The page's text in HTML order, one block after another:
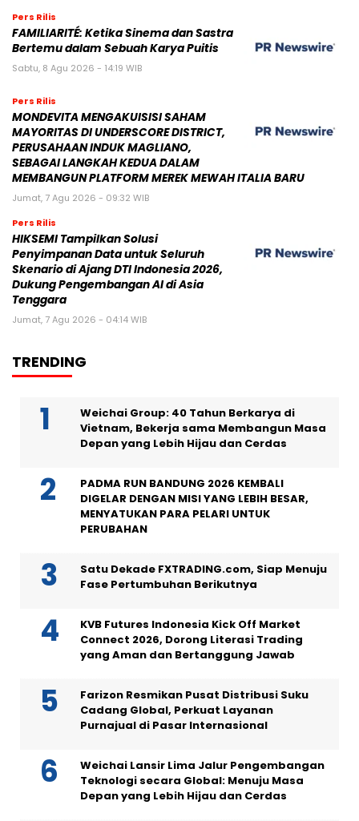
Pers Rilis
FAMILIARITÉ: Ketika Sinema dan Sastra
Bertemu dalam Sebuah Karya Puitis
Sabtu, 8 Agu 2026 - 14:19 WIB
Pers Rilis
MONDEVITA MENGAKUISISI SAHAM
MAYORITAS DI UNDERSCORE DISTRICT,
PERUSAHAAN INDUK MAGLIANO,
SEBAGAI LANGKAH KEDUA DALAM
MEMBANGUN PLATFORM MEREK MEWAH ITALIA BARU
Jumat, 7 Agu 2026 - 09:32 WIB
Pers Rilis
HIKSEMI Tampilkan Solusi
Penyimpanan Data untuk Seluruh
Skenario di Ajang DTI Indonesia 2026,
Dukung Pengembangan AI di Asia
Tenggara
Jumat, 7 Agu 2026 - 04:14 WIB
TRENDING
Weichai Group: 40 Tahun Berkarya di
Vietnam, Bekerja sama Membangun Masa
Depan yang Lebih Hijau dan Cerdas
PADMA RUN BANDUNG 2026 KEMBALI
DIGELAR DENGAN MISI YANG LEBIH BESAR,
MENYATUKAN PARA PELARI UNTUK
PERUBAHAN
Satu Dekade FXTRADING.com, Siap Menuju
Fase Pertumbuhan Berikutnya
KVB Futures Indonesia Kick Off Market
Connect 2026, Dorong Literasi Trading
yang Aman dan Bertanggung Jawab
Farizon Resmikan Pusat Distribusi Suku
Cadang Global, Perkuat Layanan
Purnajual di Pasar Internasional
Weichai Lansir Lima Jalur Pengembangan
Teknologi secara Global: Menuju Masa
Depan yang Lebih Hijau dan Cerdas